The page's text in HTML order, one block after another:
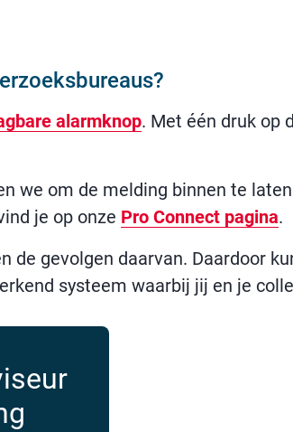
alarmknop. Met één druk op
we om de melding binnen te
je op onze Pro Connect pagina.
gevolgen daarvan. Daardoor
systeem waarbij jij en je